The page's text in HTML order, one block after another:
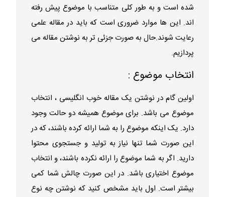
شده است و به طور کلی متناسب با موضوع پیش رفته
اند. این ها موارد ضروری است که باید در مقاله علمی
رعایت شوند.حال به صورت جزئی تر به نوشتن مقاله می
پردازیم.
انتخاب موضوع :
اولین گام در نوشتن یک مقاله خوب انگلیسی ، انتخاب
موضوع می باشد. برای موضوع همیشه دو حالت وجود
دارد. یک اینکه موضوع را به شما ارائه کرده باشند، که در
این صورت شما تنها نیاز به تولید و جستجوی محتوا
دارید. اگر به شما موضوع را ارائه نکرده باشند، و انتخاب
موضوع اختیاری باشد. در این صورت چالش شما کمی
بیشتر است. اول باید مشخص کنید که نوشتن چه نوع